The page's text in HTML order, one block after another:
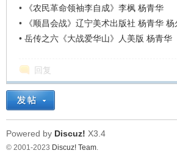
•
《农民革命领袖李自成》李枫 杨青华
•
《顺昌会战》辽宁美术出版社 杨青华 杨
• 岳传之六《大战爱华山》人美版 杨青华
回复
Powered by Discuz! X3.4
© 2001-2023 Discuz! Team.